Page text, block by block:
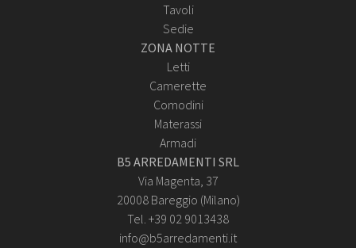
Tavoli
Sedie
ZONA NOTTE
Letti
Camerette
Comodini
Materassi
Armadi
B5 ARREDAMENTI SRL
Via Magenta, 37
20008 Bareggio (Milano)
Tel. +39 02 9013438
info@b5arredamenti.it